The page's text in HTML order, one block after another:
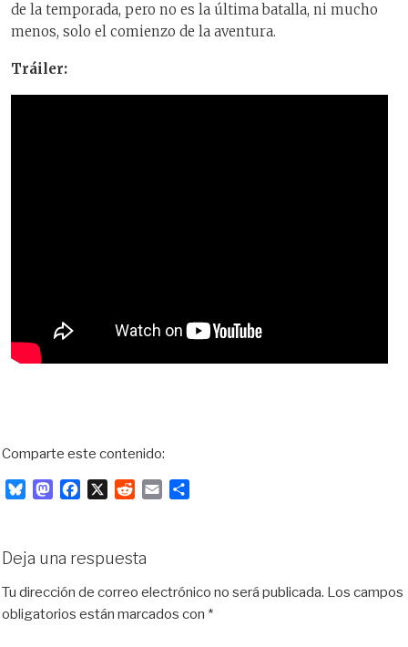
de la temporada, pero no es la última batalla, ni mucho
menos, solo el comienzo de la aventura.
Tráiler:
Comparte este contenido:
s
k
y
M
o
d
o
b
o
o
X
d
i
t
r
t
Deja una respuesta
Tu dirección de correo electrónico no será publicada. Los campos
obligatorios están marcados con *